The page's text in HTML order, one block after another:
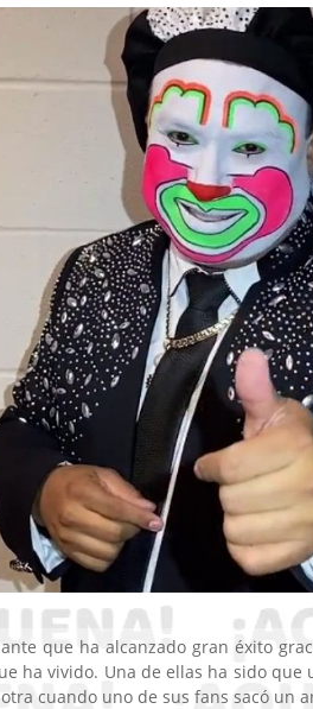
que ha alcanzado gran éxito
ha vivido. Una de ellas ha sido
cuando uno de sus fans sacó un